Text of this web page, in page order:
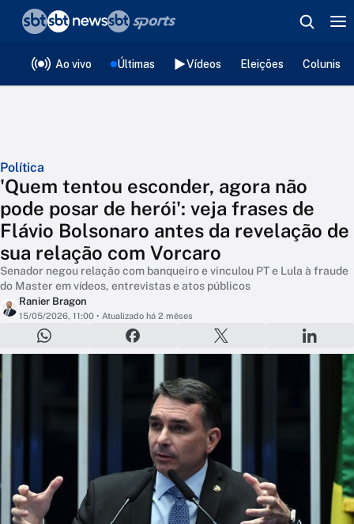
Ao vivo Últimas Vídeos Eleições
Política
'Quem tentou esconder, agora não
pode posar de herói': veja frases de
Flávio Bolsonaro antes da revelação de
sua relação com Vorcaro
Senador negou relação com banqueiro e vinculou PT e Lula à fraude
do Master em vídeos, entrevistas e atos públicos
Ranier Bragon
15/05/2026, 11:00 • Atualizado há 2 mêses
❮voltar
Editorias